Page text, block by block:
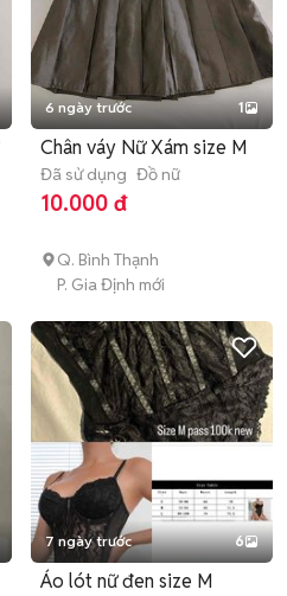
6 ngày trước 1
Chân váy Nữ Xám size M
Đã sử dụng Đồ nữ
10.000 đ
Q. Bình Thạnh
P. Gia Định mới
7 ngày trước 6
Áo lót nữ đen size M